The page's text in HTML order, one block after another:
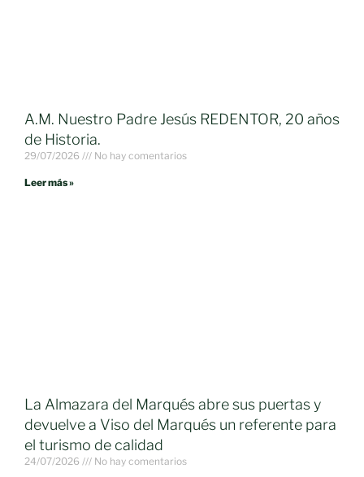
A.M. Nuestro Padre Jesús REDENTOR, 20 años
de Historia.
29/07/2026 No hay comentarios
Leer más »
La Almazara del Marqués abre sus puertas y
devuelve a Viso del Marqués un referente para
el turismo de calidad
24/07/2026 No hay comentarios